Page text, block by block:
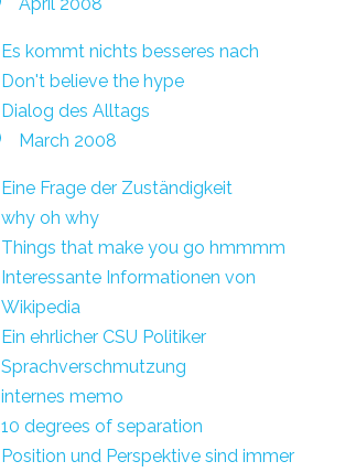
Es kommt nichts besseres nach
Don't believe the hype
Dialog des Alltags
March 2008
Eine Frage der Zuständigkeit
why oh why
Things that make you go hmmmm
Interessante Informationen von
Wikipedia
Ein ehrlicher CSU Politiker
Sprachverschmutzung
internes memo
10 degrees of separation
Position und Perspektive sind immer